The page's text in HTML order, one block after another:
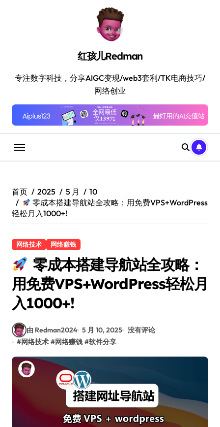
红孩儿Redman
专注数字科技，分享AIGC变现/web3套利/TK电商技巧/
网络创业
首页 2025 5 月
10
零成本搭建导航站全攻略：用免费VPS+WordPress
轻松月入1000+!
网络技术 网络赚钱
零成本搭建导航站全攻略：
用免费VPS+WordPress轻松月
入1000+!
由 Redman2024 5 月 10, 2025 没有评论
#网络技术 #网络赚钱 #软件分享